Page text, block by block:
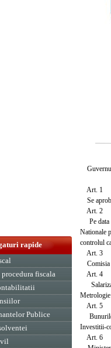
rapide
fiscala
Publice
Art. 1
Se
Art. 2
Pe data
Nationale
controlul
Art. 3
Comisia
Art. 4
Metrologie
Art. 5
Bunurile
Investitii-
Art. 6